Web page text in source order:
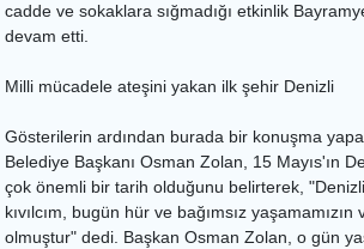
cadde ve sokaklara sığmadığı etkinlik
devam etti.
Milli mücadele ateşini yakan ilk şehir Denizli
Gösterilerin ardından burada bir konuşma
Belediye Başkanı Osman Zolan, 15 Mayıs'ın
çok önemli bir tarih olduğunu belirterek,
kıvılcım, bugün hür ve bağımsız yaşamamızın
olmuştur" dedi. Başkan Osman Zolan, o gün